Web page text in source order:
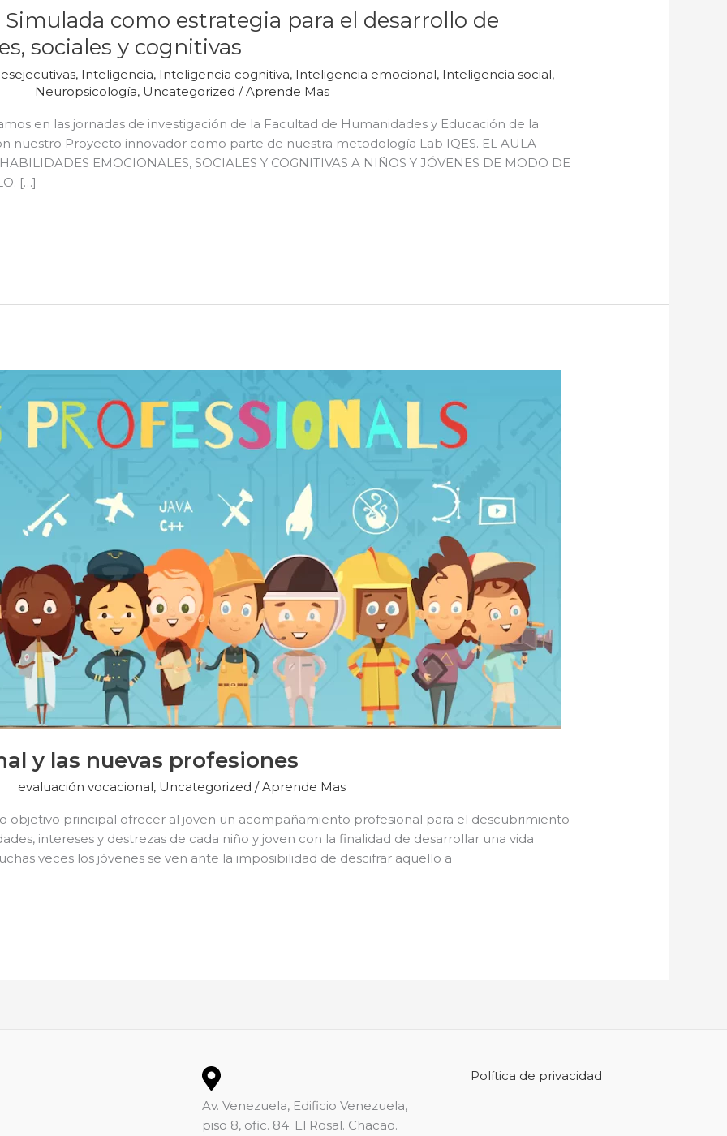
como estrategia para el desarrollo de
sociales y cognitivas
, Inteligencia, Inteligencia cognitiva, Inteligencia emocional, Inteligencia social,
Neuropsicología, Uncategorized /Aprende Mas
en las jornadas de investigación de la Facultad de Humanidades y Educación de la
nuestro Proyecto innovador como parte de nuestra metodología Lab IQES. EL AULA
EMOCIONALES, SOCIALES Y COGNITIVAS A NIÑOS Y JÓVENES DE MODO DE
[…]
y las nuevas profesiones
evaluación vocacional, Uncategorized /Aprende Mas
objetivo principal ofrecer al joven un acompañamiento profesional para el descubrimiento
intereses y destrezas de cada niño y joven con la finalidad de desarrollar una vida
veces los jóvenes se ven ante la imposibilidad de descifrar aquello a
Av. Venezuela, Edificio Venezuela,
piso 8, ofic. 84. El Rosal. Chacao.
Política de privacidad